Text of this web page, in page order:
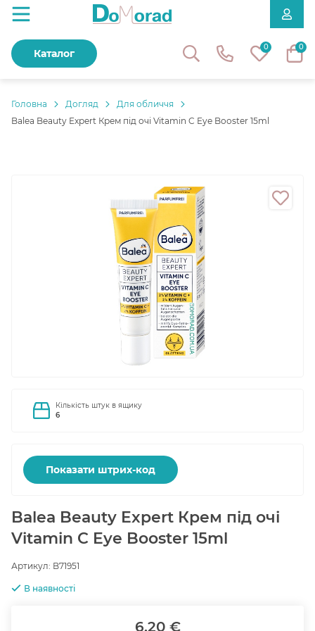
0 0
Каталог
Головнa Догляд
Для обличчя
Balea Beauty Expert Крем під очі Vitamin C Eye Booster 15ml
Кількість штук в ящику
6
Показати штрих-код
Balea Beauty Expert Крем під очі
Vitamin C Eye Booster 15ml
Артикул: B71951
В наявності
6.20 €